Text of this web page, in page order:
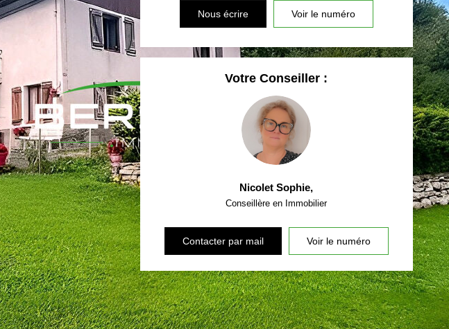
d'eau, des toilettes
Nous écrire Voir le numéro
Votre Conseiller :
Nicolet Sophie,
Conseillère en Immobilier
Contacter par mail Voir le numéro